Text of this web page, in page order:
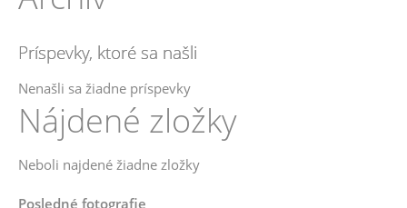
Príspevky, ktoré sa našli
Nenašli sa žiadne príspevky
Nájdené zložky
Neboli najdené žiadne zložky
Posledné fotografie